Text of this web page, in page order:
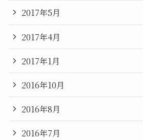
2017年5月
2017年4月
2017年1月
2016年10月
2016年8月
2016年7月